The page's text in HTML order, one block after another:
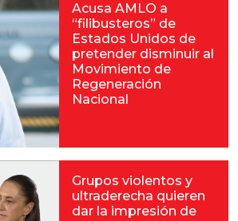
Acusa AMLO a
“filibusteros” de
Estados Unidos de
pretender disminuir al
Movimiento de
Regeneración
Nacional
Grupos violentos y
ultraderecha quieren
dar la impresión de